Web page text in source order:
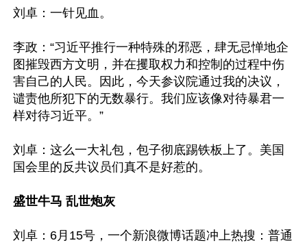
刘卓：一针见血。
李政：“习近平推行一种特殊的邪恶，肆无忌惮地企
图摧毁西方文明，并在攫取权力和控制的过程中伤
害自己的人民。因此，今天参议院通过我的决议，
谴责他所犯下的无数暴行。我们应该像对待暴君一
样对待习近平。”
刘卓：这么一大礼包，包子彻底踢铁板上了。美国
国会里的反共议员们真不是好惹的。
盛世牛马 乱世炮灰
刘卓：6月15号，一个新浪微博话题冲上热搜：普通